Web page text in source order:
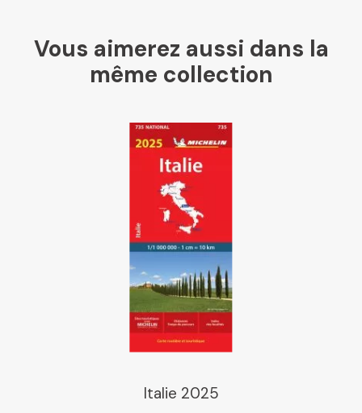
Mollat
Chapitre
Dialogue
Librairie La Procure
Vous aimerez aussi dans la
même collection
Italie 2025